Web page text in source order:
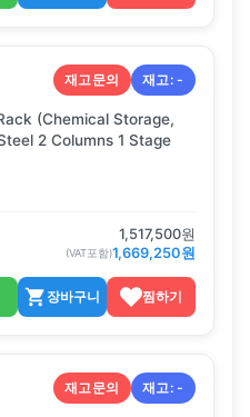
재고문의 재고:-
(Chemical Storage,
2 Columns 1 Stage
1,517,500원
(VAT포함)1,669,250원
장바구니 찜하기
재고문의 재고:-